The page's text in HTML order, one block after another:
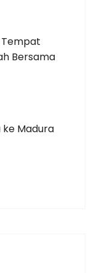
Tempat
Bersama
ke Madura